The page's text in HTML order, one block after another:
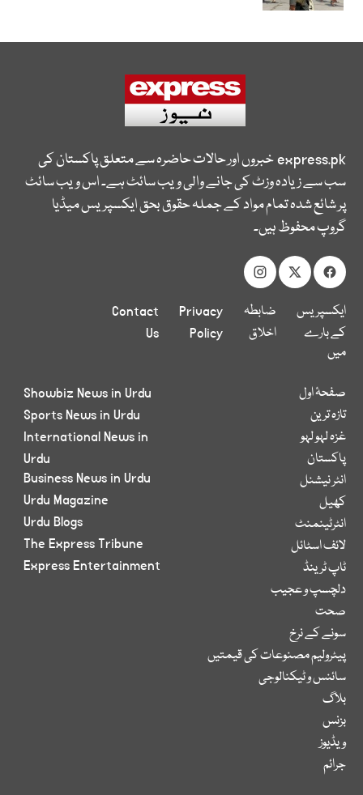
express.pkخبروں اور حالات حاضرہ سے متعلق پاکستان کی
سب سے زیادہ وزٹ کی جانے والی ویب سائٹ ہے۔ اس ویب سائٹ
پر شائع شدہ تمام مواد کے جملہ حقوق بحق ایکسپریس میڈیا
گروپ محفوظ ہیں۔
ایکسپریس
کے بارے
میں
ضابطہ
اخلاق
Privacy
Policy
Contact
Us
صفحۂ اول
تازہ ترین
غزہ لہو لہو
پاکستان
انٹر نیشنل
کھیل
انٹرٹینمنٹ
لائف اسٹائل
ٹاپ ٹرینڈ
دلچسپ و عجیب
صحت
سونے کے نرخ
پیٹرولیم مصنوعات کی قیمتیں
سائنس و ٹیکنالوجی
بلاگ
بزنس
ویڈیوز
جرائم
Showbiz News in Urdu
Sports News in Urdu
International News in
Urdu
Business News in Urdu
Urdu Magazine
Urdu Blogs
The Express Tribune
Express Entertainment